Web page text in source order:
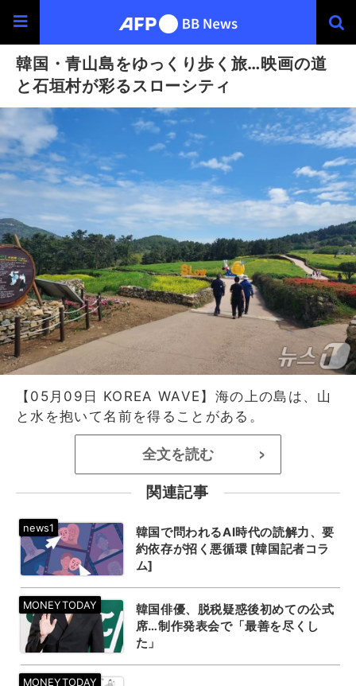
韓国・青山島をゆっくり歩く旅…映画の道
と石垣村が彩るスローシティ
【05月09日 KOREA WAVE】海の上の島は、山
と水を抱いて名前を得ることがある。
全文を読む >
関連記事
韓国で問われるAI時代の読解力、要
約依存が招く悪循環 [韓国記者コラ
ム]
韓国俳優、脱税疑惑後初めての公式
席…制作発表会で「最善を尽くし
た」